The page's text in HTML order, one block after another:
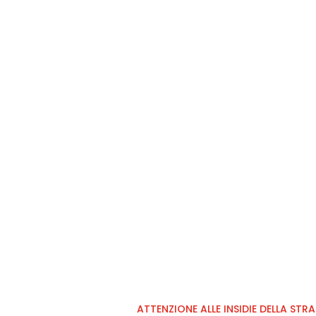
ATTENZIONE ALLE INSIDIE DELLA